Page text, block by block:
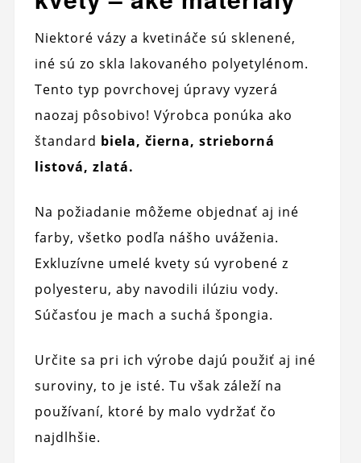
Niektoré vázy a kvetináče sú sklenené,
iné sú zo skla lakovaného polyetylénom.
Tento typ povrchovej úpravy vyzerá
naozaj pôsobivo! Výrobca ponúka ako
štandard biela, čierna, strieborná
listová, zlatá.
Na požiadanie môžeme objednať aj iné
farby, všetko podľa nášho uváženia.
Exkluzívne umelé kvety sú vyrobené z
polyesteru, aby navodili ilúziu vody.
Súčasťou je mach a suchá špongia.
Určite sa pri ich výrobe dajú použiť aj iné
suroviny, to je isté. Tu však záleží na
používaní, ktoré by malo vydržať čo
najdlhšie.